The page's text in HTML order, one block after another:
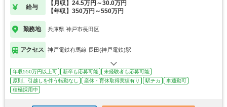
給与
【月収】24.5万円～30.0万円
【年収】350万円～550万円
勤務地 兵庫県 神戸市長田区
アクセス 神戸電鉄有馬線 長田(神戸電鉄)駅
年収550万円以上可 新卒も応募可能
未経験者も応募可能
原則、引越しを伴う転勤なし
産休・育休取得実績有り 駅チカ
車通勤可
積極採用中